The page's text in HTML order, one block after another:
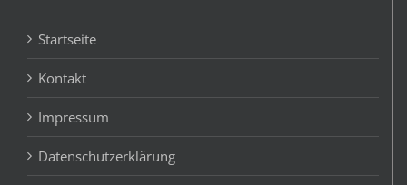
Startseite
Kontakt
Impressum
Datenschutzerklärung